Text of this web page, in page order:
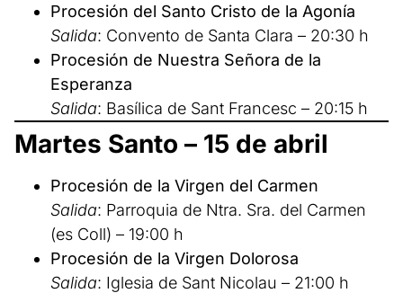
Procesión del Santo Cristo de la Agonía
Salida: Convento de Santa Clara – 20:30 h
Procesión de Nuestra Señora de la
Esperanza
Salida: Basílica de Sant Francesc – 20:15 h
Martes Santo – 15 de abril
Procesión de la Virgen del Carmen
Salida: Parroquia de Ntra. Sra. del Carmen
(es Coll) – 19:00 h
Procesión de la Virgen Dolorosa
Salida: Iglesia de Sant Nicolau – 21:00 h